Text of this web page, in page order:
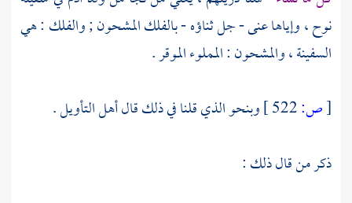
نوح ،وإياها عنى - جل ثناؤه - بالفلك المشحون ; والفلك : هي
السفينة ، والمشحون : المملوء الموقر .
[ص:
وبنحو الذي قلنا في ذلك قال أهل التأويل .
ذكر من قال ذلك :